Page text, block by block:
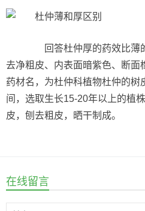
回答杜仲厚的药效比薄的
去净粗皮、内表面暗紫色、断面
药材名，为杜仲科植物杜仲的树
间，选取生长15-20年以上的植
皮，刨去粗皮，晒干制成。
在线留言